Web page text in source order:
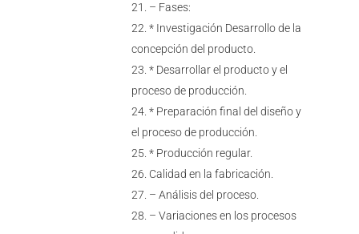
– Fases:
* Investigación Desarrollo de la
concepción del producto.
* Desarrollar el producto y el
proceso de producción.
* Preparación final del diseño y
el proceso de producción.
* Producción regular.
Calidad en la fabricación.
– Análisis del proceso.
– Variaciones en los procesos